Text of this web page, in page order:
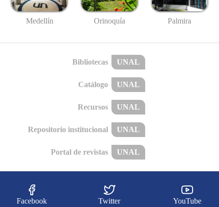
Medellín Orinoquía Palmira
Bibliotecas UNAL
Catálogo UNAL
Recursos UNAL
Repositorio institucional UNAL
Portal de revistas UNAL
Facebook Twitter YouTube